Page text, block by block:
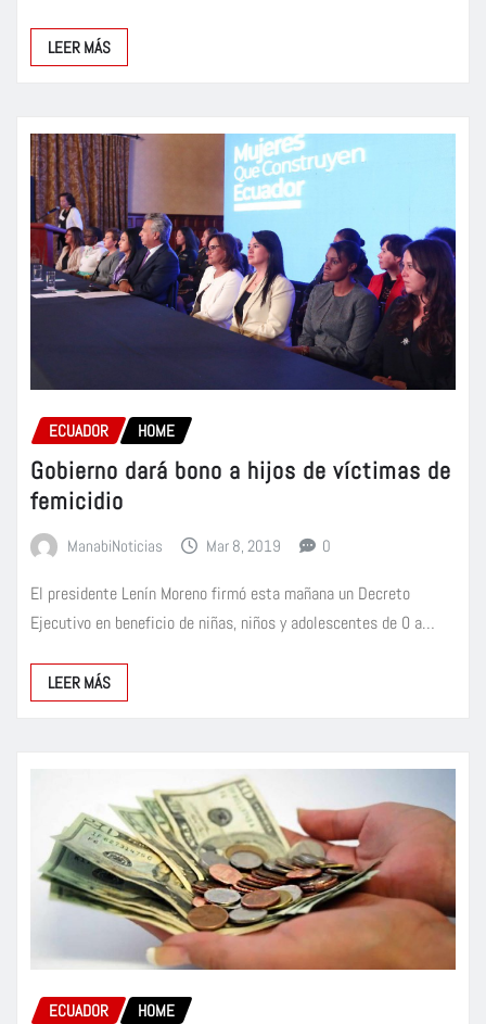
LEER MÁS
ECUADOR HOME
Gobierno dará bono a hijos de víctimas de
femicidio
ManabiNoticias Mar 8, 2019 0
El presidente Lenín Moreno firmó esta mañana un Decreto
Ejecutivo en beneficio de niñas, niños y adolescentes de 0 a…
LEER MÁS
ECUADOR HOME